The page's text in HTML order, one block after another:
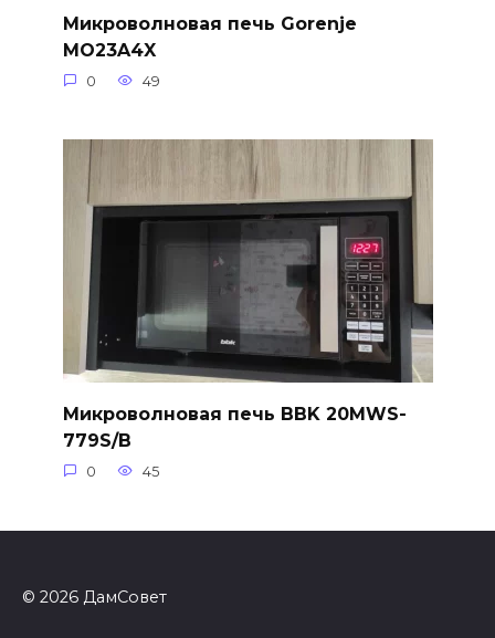
Микроволновая печь Gorenje
MO23A4X
0 49
Микроволновая печь BBK 20MWS-
779S/B
0 45
© 2026 ДамСовет